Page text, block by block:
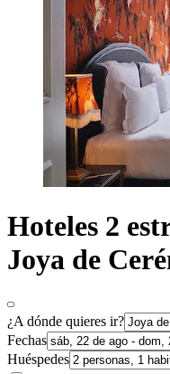
Hoteles 2
Joya de
¿A dónde quieres ir?
Fechas
Huéspedes